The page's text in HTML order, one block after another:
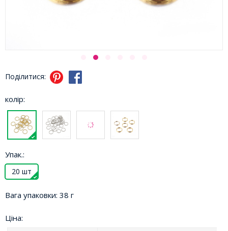
Поділитися:
колір:
Упак.:
20 шт
Вага упаковки: 38 г
Ціна: